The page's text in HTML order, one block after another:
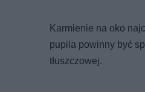
Karmienie na oko
pupila powinny być
tłuszczowej.